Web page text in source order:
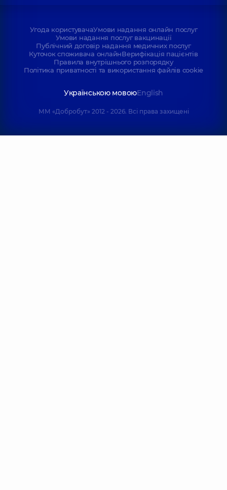
Угода користувачаУмови надання онлайн послуг
Умови надання послуг вакцинації
Публічний договір надання медичних послуг
Куточок споживача онлайнВерифікація пацієнтів
Правила внутрішнього розпорядку
Політика приватності та використання файлів cookie
Українською мовоюEnglish
ММ «Добробут» 2012 - 2026. Всі права захищені